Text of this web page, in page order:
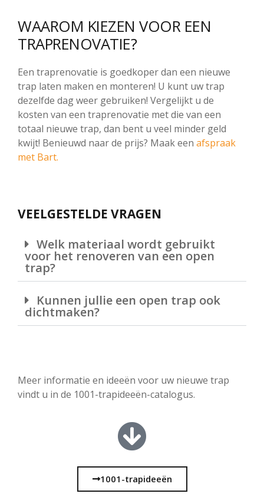
WAAROM KIEZEN VOOR EEN
TRAPRENOVATIE?
Een traprenovatie is goedkoper dan een nieuwe
trap laten maken en monteren! U kunt uw trap
dezelfde dag weer gebruiken! Vergelijkt u de
kosten van een traprenovatie met die van een
totaal nieuwe trap, dan bent u veel minder geld
kwijt! Benieuwd naar de prijs? Maak een afspraak
met Bart.
VEELGESTELDE VRAGEN
Welk materiaal wordt gebruikt
voor het renoveren van een open
trap?
Kunnen jullie een open trap ook
dichtmaken?
Meer informatie en ideeën voor uw nieuwe trap
vindt u in de 1001-trapideeën-catalogus.
1001-trapideeën